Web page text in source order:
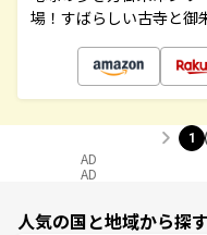
場！すばらしい古寺と御
1
AD
AD
人気の国と地域から探す